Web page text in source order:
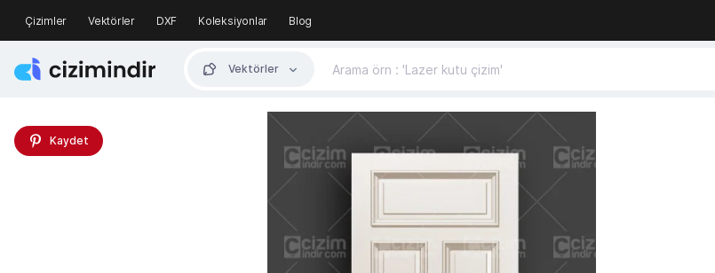
Çizimler Vektörler DXF Koleksiyonlar Blog
Vektörler
Kaydet